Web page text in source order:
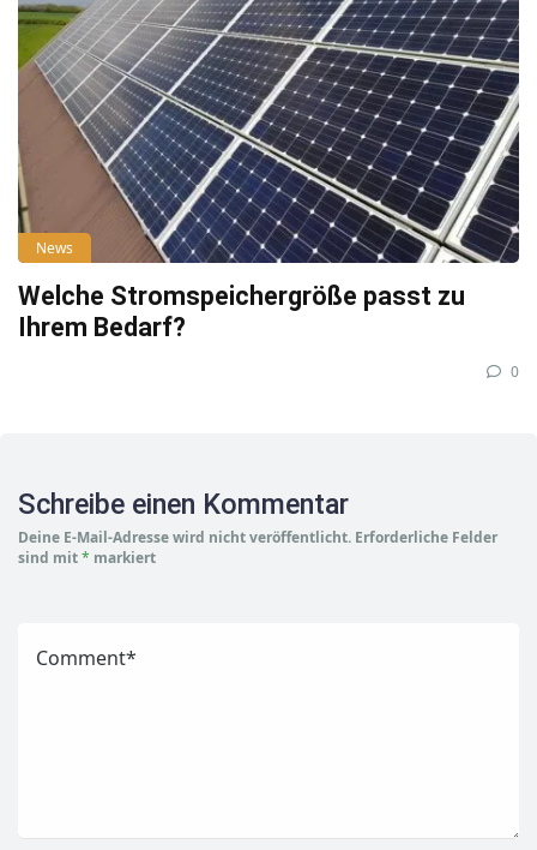
News
Welche Stromspeichergröße passt zu
Ihrem Bedarf?
0
Schreibe einen Kommentar
Deine E-Mail-Adresse wird nicht veröffentlicht. Erforderliche Felder
sind mit* markiert